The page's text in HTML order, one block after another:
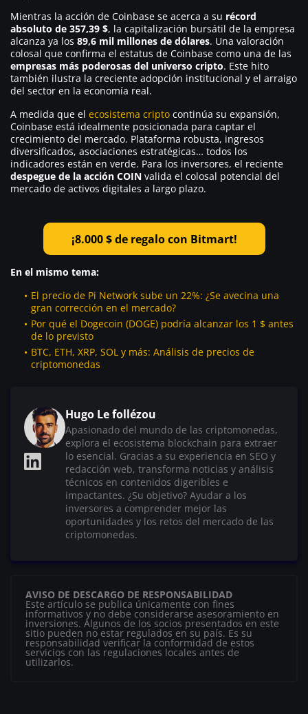
Mientras la acción de Coinbase se acerca a su récord
absoluto de 357,39 $, la capitalización bursátil de la empresa
alcanza ya los 89,6 mil millones de dólares. Una valoración
colosal que confirma el estatus de Coinbase como una de las
empresas más poderosas del universo cripto. Este hito
también ilustra la creciente adopción institucional y el arraigo
del sector en la economía real.
A medida que el ecosistema cripto continúa su expansión,
Coinbase está idealmente posicionada para captar el
crecimiento del mercado. Plataforma robusta, ingresos
diversificados, asociaciones estratégicas… todos los
indicadores están en verde. Para los inversores, el reciente
despegue de la acción COIN valida el colosal potencial del
mercado de activos digitales a largo plazo.
¡8.000 $ de regalo con Bitmart!
En el mismo tema:
El precio de Pi Network sube un 22%: ¿Se avecina una
gran corrección en el mercado?
Por qué el Dogecoin (DOGE) podría alcanzar los 1 $ antes
de lo previsto
BTC, ETH, XRP, SOL y más: Análisis de precios de
criptomonedas
Hugo Le follézou
Apasionado del mundo de las criptomonedas,
explora el ecosistema blockchain para extraer
lo esencial. Gracias a su experiencia en SEO y
redacción web, transforma noticias y análisis
técnicos en contenidos digeribles e
impactantes. ¿Su objetivo? Ayudar a los
inversores a comprender mejor las
oportunidades y los retos del mercado de las
criptomonedas.
AVISO DE DESCARGO DE RESPONSABILIDAD
Este artículo se publica únicamente con fines
informativos y no debe considerarse asesoramiento en
inversiones. Algunos de los socios presentados en este
sitio pueden no estar regulados en su país. Es su
responsabilidad verificar la conformidad de estos
servicios con las regulaciones locales antes de
utilizarlos.